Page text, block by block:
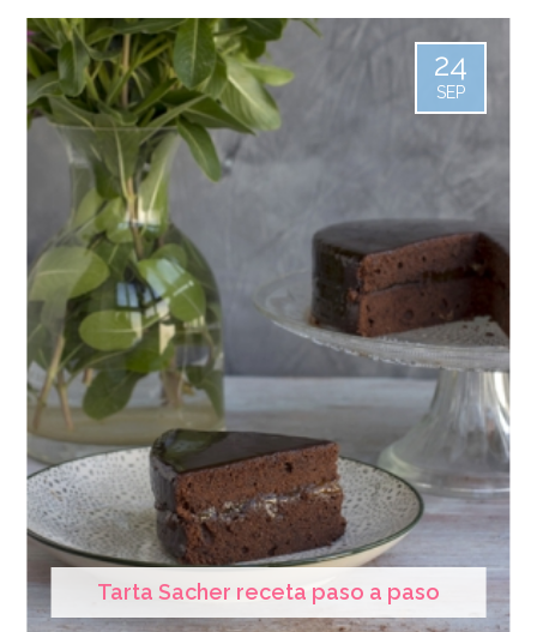
Tarta Sacher receta paso a paso
24
SEP